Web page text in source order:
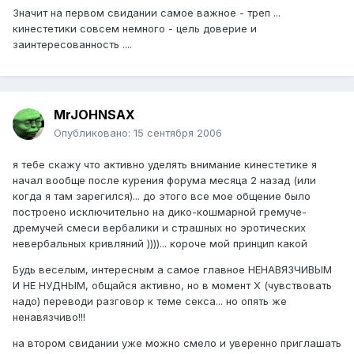
Значит на первом свидании самое важное - треп ...
кинестетики совсем немного - цель доверие и
заинтересованность ....
MrJOHNSAX
Опубликовано: 15 сентября 2006
я тебе скажу что активно уделять внимание кинестетике я
начал вообще после курения форума месяца 2 назад (или
когда я там зарегился)... до этого все мое общение было
построено исключительно на дико-кошмарной гремуче-
дремучей смеси вербалики и страшных но эротических
невербальных кривляний ))))... короче мой принцип какой
Будь веселым, интересным а самое главное НЕНАВЯЗЧИВЫМ
И НЕ НУДНЫМ, общайся активно, но в момент Х (чувствовать
надо) переводи разговор к теме секса... но опять же
ненавязчиво!!!
на втором свидании уже можно смело и уверенно приглашать